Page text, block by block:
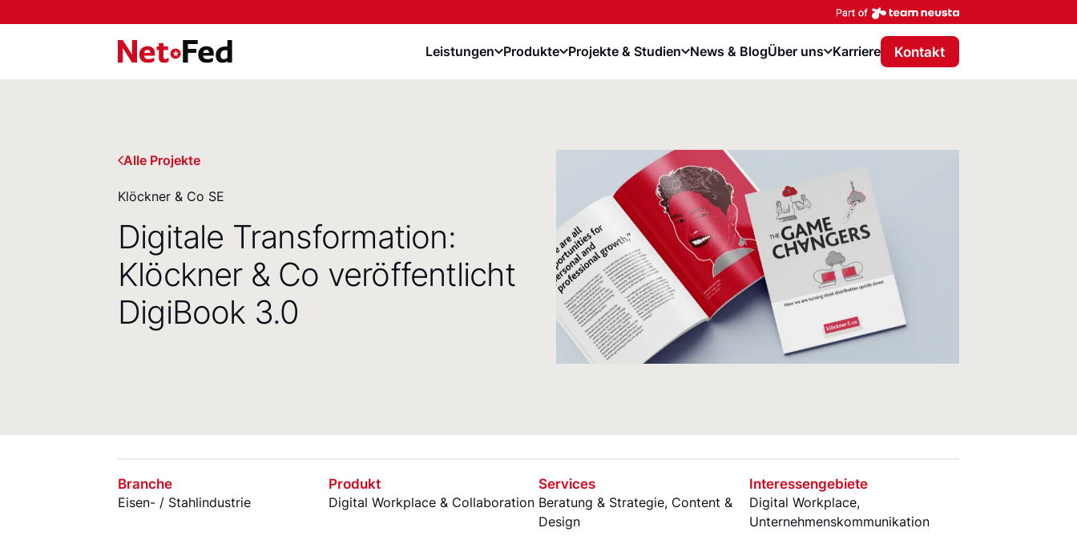
Part of team
NetFederation GmbH
Leistungen Produkte Projekte & Studien News & BlogÜber uns Karriere Kontakt
Alle Projekte
Klöckner & Co SE
Digitale Transformation:
Klöckner & Co veröffentlicht
DigiBook 3.0
Branche
Eisen- / Stahlindustrie
Produkt
Digital Workplace & Collaboration
Services
Beratung & Strategie, Content &
Design
Interessengebiete
Digital Workplace,
Unternehmenskommunikation